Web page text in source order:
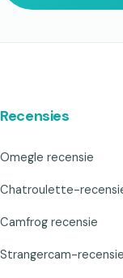
Recensies
Omegle recensie
Chatroulette-
Camfrog recensie
Strangercam-recensie